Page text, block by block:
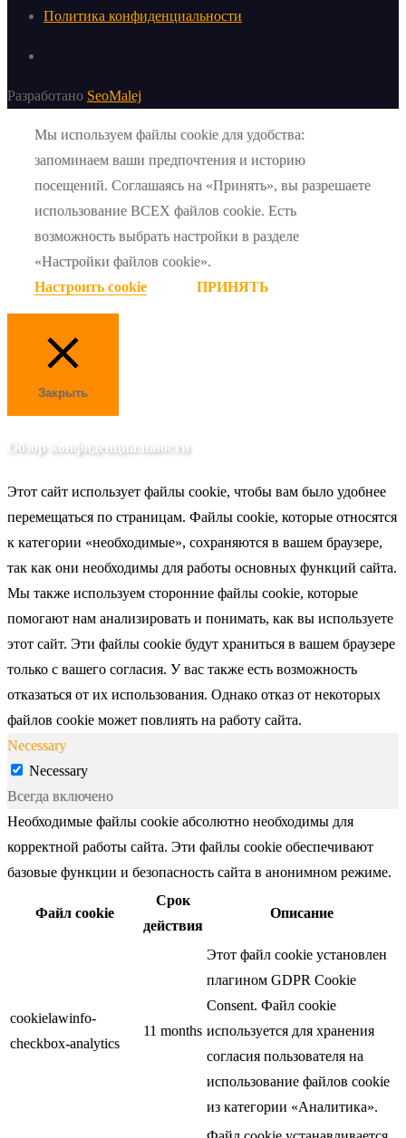
Политика конфиденциальности
Разработано SeoMalej
Мы используем файлы cookie для удобства:
запоминаем ваши предпочтения и историю
посещений. Соглашаясь на «Принять», вы разрешаете
использование ВСЕХ файлов cookie. Есть
возможность выбрать настройки в разделе
«Настройки файлов cookie».
Настроить cookie
ПРИНЯТЬ
Закрыть
Обзор конфиденциальности
Этот сайт использует файлы cookie, чтобы вам было удобнее
перемещаться по страницам. Файлы cookie, которые относятся
к категории «необходимые», сохраняются в вашем браузере,
так как они необходимы для работы основных функций сайта.
Мы также используем сторонние файлы cookie, которые
помогают нам анализировать и понимать, как вы используете
этот сайт. Эти файлы cookie будут храниться в вашем браузере
только с вашего согласия. У вас также есть возможность
отказаться от их использования. Однако отказ от некоторых
файлов cookie может повлиять на работу сайта.
Necessary
Necessary
Всегда включено
Необходимые файлы cookie абсолютно необходимы для
корректной работы сайта. Эти файлы cookie обеспечивают
базовые функции и безопасность сайта в анонимном режиме.
Файл cookie
Срок
действия
Описание
cookielawinfo-
checkbox-analytics
11 months
Этот файл cookie установлен
плагином GDPR Cookie
Consent. Файл cookie
используется для хранения
согласия пользователя на
использование файлов cookie
из категории «Аналитика».